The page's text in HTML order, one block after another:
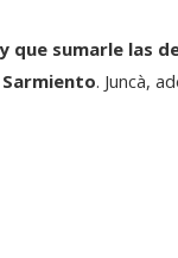
que sumarle las
. Juncà,